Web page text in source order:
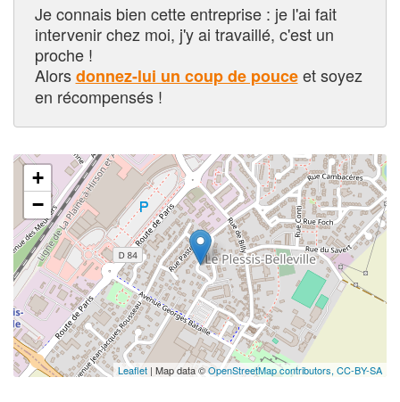
Je connais bien cette entreprise : je l'ai fait
intervenir chez moi, j'y ai travaillé, c'est un
proche !
Alorsdonnez-lui un coup de pouceet soyez
en récompensés !
+
−
Leaflet | Map data ©OpenStreetMap contributors, CC-BY-SA